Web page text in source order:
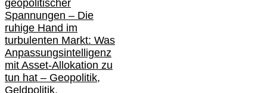
geopolitischer
Spannungen – Die
ruhige Hand im
turbulenten Markt: Was
Anpassungsintelligenz
mit Asset-Allokation zu
tun hat – Geopolitik,
Geldpolitik,